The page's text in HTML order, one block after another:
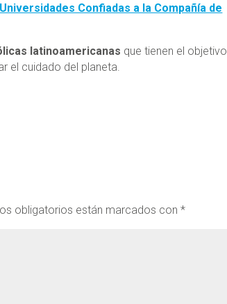
Confiadas a la Compañía de
latinoamericanas que tienen el objetivo
el cuidado del planeta.
obligatorios están marcados con*